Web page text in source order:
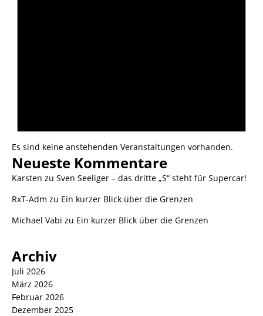
Es sind keine anstehenden Veranstaltungen vorhanden.
Neueste Kommentare
Karsten zu Sven Seeliger – das dritte „S“ steht für Supercar!
RxT-Adm zu Ein kurzer Blick über die Grenzen
Michael Vabi zu Ein kurzer Blick über die Grenzen
Archiv
Juli 2026
März 2026
Februar 2026
Dezember 2025